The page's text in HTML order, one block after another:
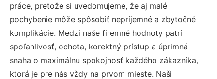
práce, pretože si uvedomujeme, že aj malé
pochybenie môže spôsobiť nepríjemné a zbytočné
komplikácie. Medzi naše firemné hodnoty patrí
spoľahlivosť, ochota, korektný prístup a úprimná
snaha o maximálnu spokojnosť každého zákazníka,
ktorá je pre nás vždy na prvom mieste. Naši